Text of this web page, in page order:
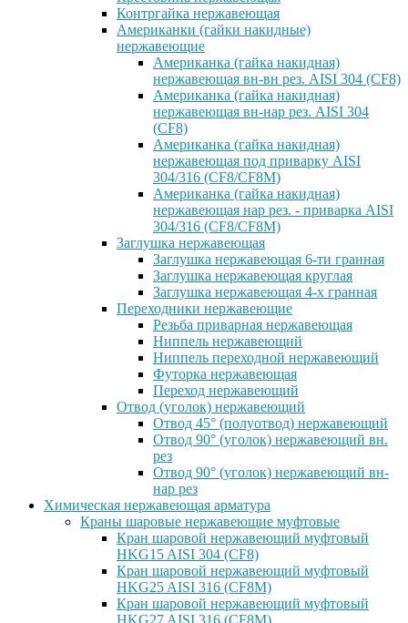
Контргайка нержавеющая
Американки (гайки накидные)
нержавеющие
Американка (гайка накидная)
нержавеющая вн-вн рез. AISI 304 (CF8)
Американка (гайка накидная)
нержавеющая вн-нар рез. AISI 304
(CF8)
Американка (гайка накидная)
нержавеющая под приварку AISI
304/316 (CF8/CF8M)
Американка (гайка накидная)
нержавеющая нар рез. - приварка AISI
304/316 (CF8/CF8M)
Заглушка нержавеющая
Заглушка нержавеющая 6-ти гранная
Заглушка нержавеющая круглая
Заглушка нержавеющая 4-х гранная
Переходники нержавеющие
Резьба приварная нержавеющая
Ниппель нержавеющий
Ниппель переходной нержавеющий
Футорка нержавеющая
Переход нержавеющий
Отвод (уголок) нержавеющий
Отвод 45° (полуотвод) нержавеющий
Отвод 90° (уголок) нержавеющий вн.
рез
Отвод 90° (уголок) нержавеющий вн-
нар рез
Химическая нержавеющая арматура
Краны шаровые нержавеющие муфтовые
Кран шаровой нержавеющий муфтовый
HKG15 AISI 304 (CF8)
Кран шаровой нержавеющий муфтовый
HKG25 AISI 316 (CF8M)
Кран шаровой нержавеющий муфтовый
HKG27 AISI 316 (CF8M)